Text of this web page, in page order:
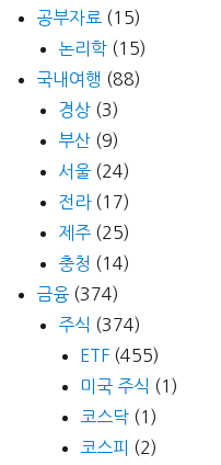
공부자료 (15)
논리학 (15)
국내여행 (88)
경상 (3)
부산 (9)
서울 (24)
전라(17)
제주 (25)
충청 (14)
금융 (374)
주식 (374)
ETF (455)
미국 주식 (1)
코스닥 (1)
코스피 (2)